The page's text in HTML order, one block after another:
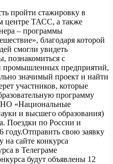
пройти стажировку в
центре ТАСС, а также
– программы
благодаря которой
смогли увидеть
познакомиться с
промышленных предприятий,
значимый проект и найти
участников, которые
программу
«Национальные
и высшего образования)
Поездки по России и
году.Отправить свою заявку
сайте конкурса
в Телеграме
будут объявлены 12